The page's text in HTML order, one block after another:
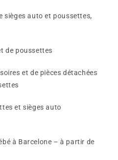
sièges auto et poussettes,
de poussettes
et de pièces détachées
et sièges auto
à Barcelone – à partir de